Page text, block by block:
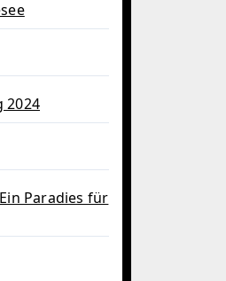
2024
Paradies für